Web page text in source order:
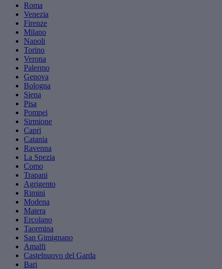
Roma
Venezia
Firenze
Milano
Napoli
Torino
Verona
Palermo
Genova
Bologna
Siena
Pisa
Pompei
Sirmione
Capri
Catania
Ravenna
La Spezia
Como
Trapani
Agrigento
Rimini
Modena
Matera
Ercolano
Taormina
San Gimignano
Amalfi
Castelnuovo del Garda
Bari